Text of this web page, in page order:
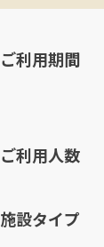
ご利用期間
ご利用人数
施設タイプ